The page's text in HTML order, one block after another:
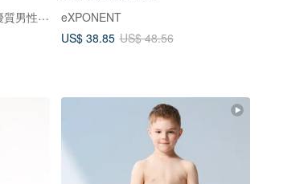
DARE 大膽生活 / 來自台灣優質男性內著
eXPONENT
US$ 38.85 US$ 48.56